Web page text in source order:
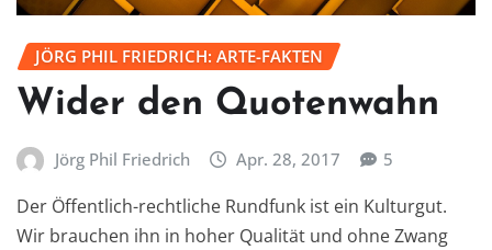
JÖRG PHIL FRIEDRICH: ARTE-FAKTEN
Wider den Quotenwahn
Jörg Phil Friedrich Apr. 28, 2017 5
Der Öffentlich-rechtliche Rundfunk ist ein Kulturgut.
Wir brauchen ihn in hoher Qualität und ohne Zwang